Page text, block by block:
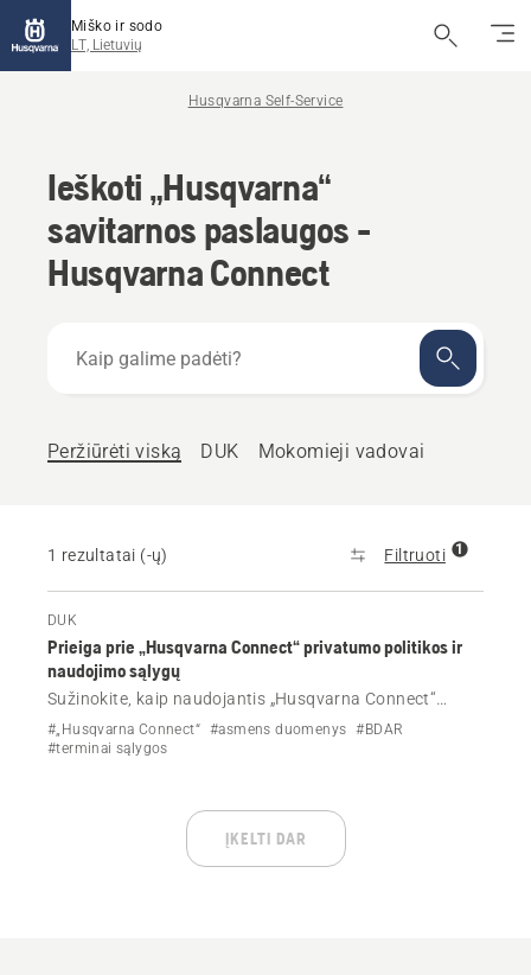
Miško ir sodo
LT, Lietuvių
Husqvarna Self-Service
Ieškoti „Husqvarna“
savitarnos paslaugos -
Husqvarna Connect
galime
Peržiūrėti viską DUK Mokomieji vadovai
1 rezultatai (-ų) Filtruoti 1
DUK
Prieiga prie „Husqvarna Connect“ privatumo politikos ir
naudojimo sąlygų
Sužinokite, kaip naudojantis „Husqvarna Connect“
peržiūrėti privatumo politiką ir naudojimo sąlygas.
Supraskite paskyros kūrimo arba prisijungimo prie
#„Husqvarna Connect“ #asmens duomenys
#BDAR
#terminai sąlygos
ĮKELTI DAR